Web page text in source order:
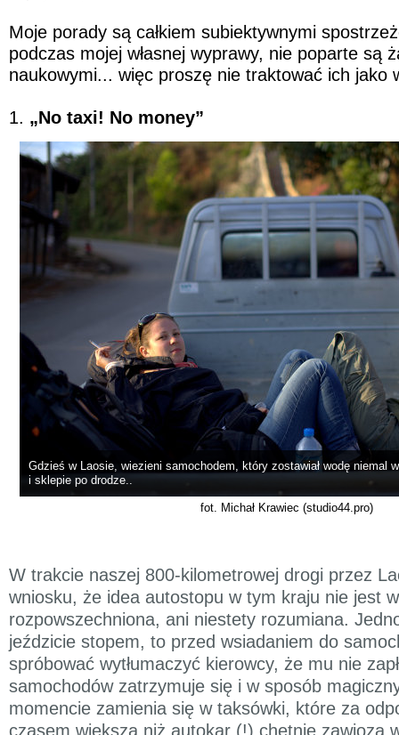
Moje porady są całkiem subiektywnymi
podczas mojej własnej wyprawy, nie poparte są
naukowymi... więc proszę nie traktować ich jako
1. „No taxi! No money”
Gdzieś w Laosie, wiezieni samochodem, który zostawiał wodę niemal
i sklepie po drodze..
fot. Michał Krawiec (studio44.pro)
W trakcie naszej 800-kilometrowej drogi przez
wniosku, że idea autostopu w tym kraju nie jest
rozpowszechniona, ani niestety rozumiana.
jeździcie stopem, to przed wsiadaniem do
spróbować wytłumaczyć kierowcy, że mu nie
samochodów zatrzymuje się i w sposób
momencie zamienia się w taksówki, które za
czasem większa niż autokar (!) chętnie zawiozą